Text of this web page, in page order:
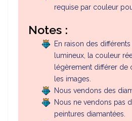
requise par couleur
Notes :
En raison des
lumineux, la couleur
légèrement différer de
les images.
Nous vendons des
Nous ne vendons pas
peintures diamantées.